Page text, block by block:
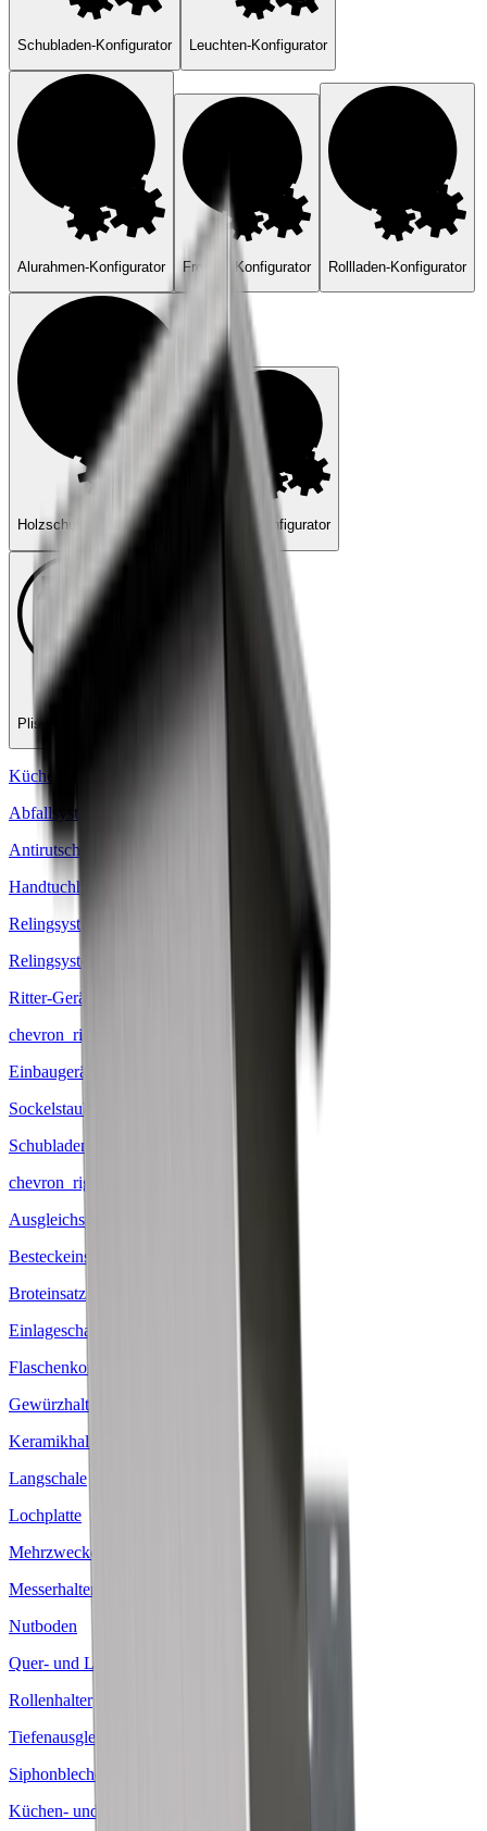
Schubladen-Konfigurator Leuchten-Konfigurator
Alurahmen-Konfigurator Fronten-Konfigurator Rollladen-Konfigurator
Holzschubladen-Konfigurator Griffe-Konfigurator
Plissee-Konfigurator
Küchen- und Möbelausstattungen
Abfallsysteme
Antirutschmatten
Handtuchhalter
Relingsysteme
Relingsysteme Zubehör
Ritter-Geräte
chevron_right
Einbaugeräte
Sockelstaubsauger
Schubladeneinsätze
chevron_right
Ausgleichsprofile
Besteckeinsätze
Broteinsatz
Einlageschale
Flaschenkorb
Gewürzhalter
Keramikhalter
Langschale
Lochplatte
Mehrzweckeinsatz
Messerhalter
Nutboden
Quer- und Längsteiler
Rollenhalter
Tiefenausgleich
Siphonbleche
Küchen- und Möbelbeschläge